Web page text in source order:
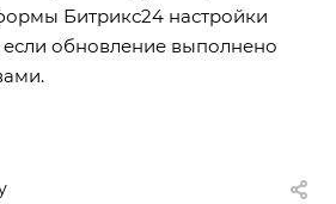
Битрикс24 настройки
если обновление выполнено